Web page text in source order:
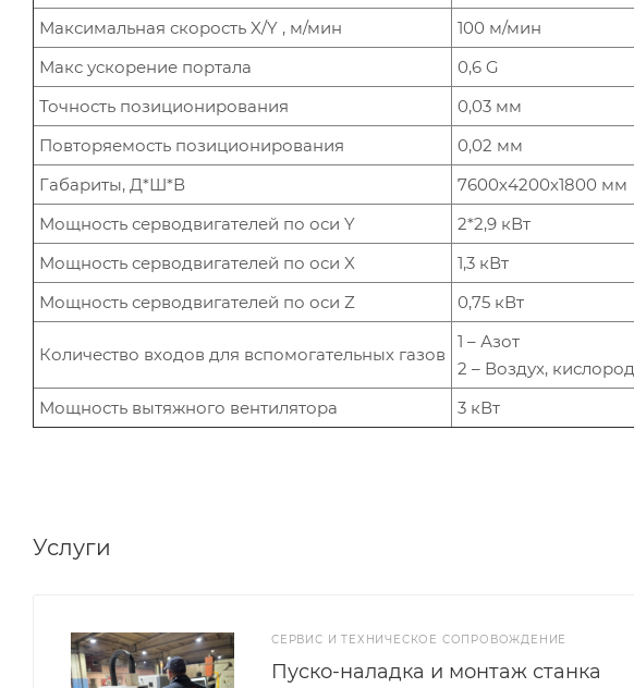
Максимальная скорость X/Y , м/мин
100 м/мин
Макс ускорение портала
0,6 G
Точность позиционирования
0,03 мм
Повторяемость позиционирования
0,02 мм
Габариты, Д*Ш*В
7600х4200х1800 мм
Мощность серводвигателей по оси Y
2*2,9 кВт
Мощность серводвигателей по оси X
1,3 кВт
Мощность серводвигателей по оси Z
0,75 кВт
Количество входов для вспомогательных газов
1 – Азот
2 – Воздух, кислород
Мощность вытяжного вентилятора
3 кВт
Услуги
СЕРВИС И ТЕХНИЧЕСКОЕ СОПРОВОЖДЕНИЕ
Пуско-наладка и монтаж станка